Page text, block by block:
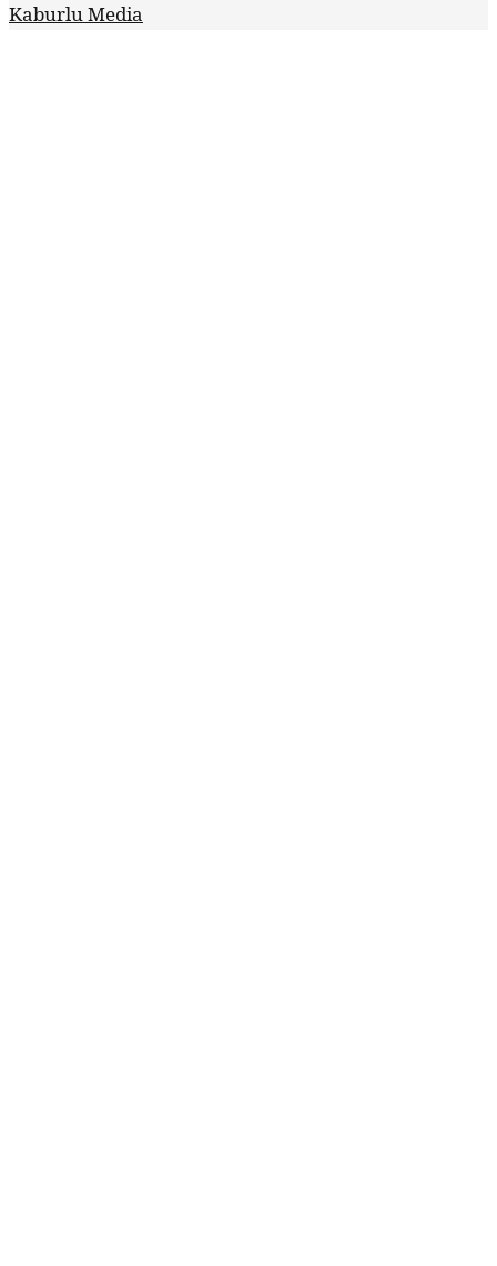
Kaburlu Media